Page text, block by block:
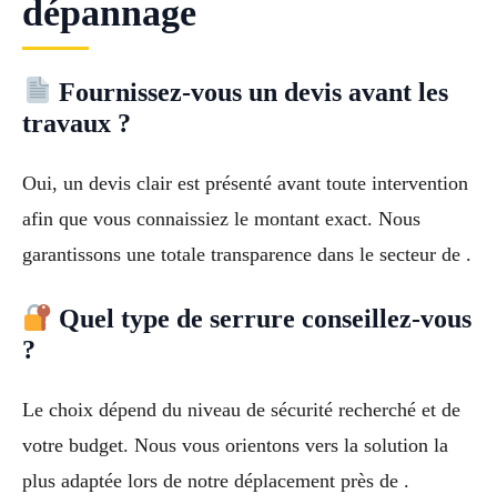
dépannage
Fournissez-vous un devis avant les
travaux ?
Oui, un devis clair est présenté avant toute intervention
afin que vous connaissiez le montant exact. Nous
garantissons une totale transparence dans le secteur de .
Quel type de serrure conseillez-vous
?
Le choix dépend du niveau de sécurité recherché et de
votre budget. Nous vous orientons vers la solution la
plus adaptée lors de notre déplacement près de .